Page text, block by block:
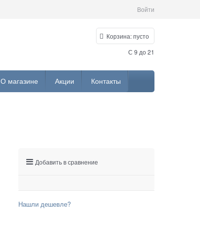
Войти
Корзина:пусто
С 9 до 21
О магазине Акции Контакты
Добавить в сравнение
Нашли дешевле?